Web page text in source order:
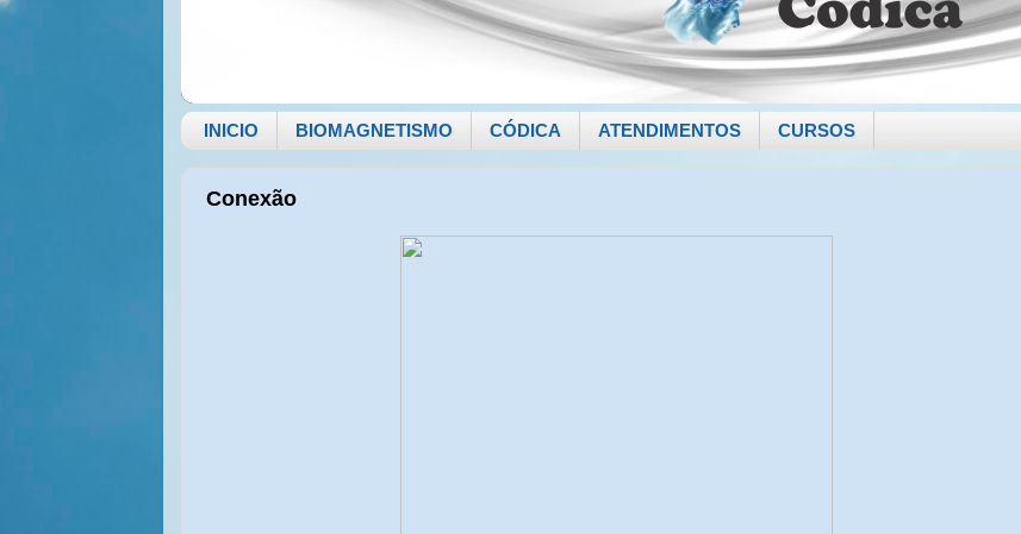
INICIO BIOMAGNETISMO CÓDICA ATENDIMENTOS CURSOS
Conexão